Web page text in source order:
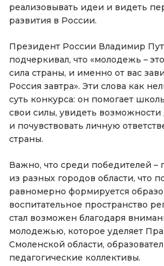
реализовывать идеи и видеть
развития в России.
Президент России Владимир
подчеркивал, что «молодежь –
сила страны, и именно от вас
Россия завтра». Эти слова как
суть конкурса: он помогает
свои силы, увидеть
и почувствовать личную
страны.
Важно, что среди победителей –
из разных городов области, что
равномерно формируется
воспитательное пространство
стал возможен благодаря
молодежью, которое уделяет
Смоленской области,
педагогические коллективы.